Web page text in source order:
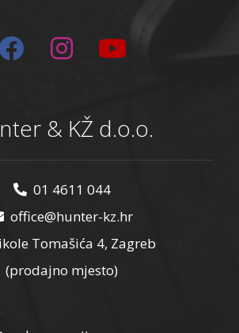
& KŽ d.o.o.
01 4611 044
office@hunter-kz.hr
Tomašića 4, Zagreb
(prodajno mjesto)